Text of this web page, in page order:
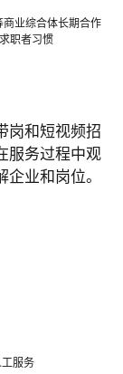
业综合体长期合作
职者习惯
岗和短视频招
服务过程中观
业和岗位。
服务